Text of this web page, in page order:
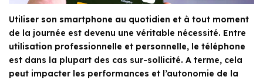
Utiliser son smartphone au quotidien et à tout moment
de la journée est devenu une véritable nécessité. Entre
utilisation professionnelle et personnelle, le téléphone
est dans la plupart des cas sur-sollicité. A terme, cela
peut impacter les performances et l’autonomie de la